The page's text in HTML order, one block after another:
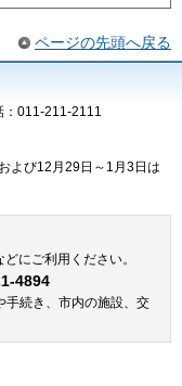
ページの先頭へ戻る
：011-211-2111
よび12月29日～1月3日は
にご利用ください。
4894
手続き、市内の施設、交